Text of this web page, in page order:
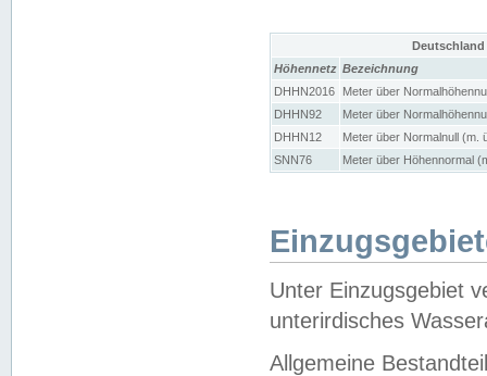
Höhennetz Bezeichnung
DHHN2016
Meter über
DHHN92
Meter über
DHHN12
Meter über Normalnull (m.
SNN76
Meter über Höhennormal
Unter Einzugsgebiet
unterirdisches
Allgemeine